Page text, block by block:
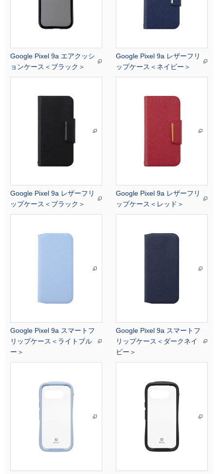
Google Pixel 9a エアクッシ
ョンケース＜ブラック＞
Google Pixel 9a レザーフリ
ップケース＜ネイビー＞
Google Pixel 9a レザーフリ
ップケース＜ブラック＞
Google Pixel 9a レザーフリ
ップケース＜レッド＞
Google Pixel 9a スマートフ
リップケース＜ライトブル
ー＞
Google Pixel 9a スマートフ
リップケース＜ダークネイ
ビー＞